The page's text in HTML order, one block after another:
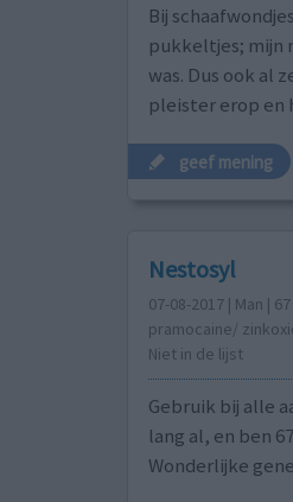
Bij
pukkeltjes; mijn
was. Dus ook al
pleister erop en
geef mening
Nestosyl
07-08-2017 | Man | 67
pramocaine/
Niet in de lijst
Gebruik bij alle
lang al, en ben
Wonderlijke